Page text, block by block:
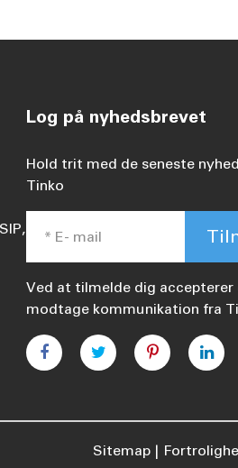
Log på nyhedsbrevet
Hold trit med de seneste
Tinko
Ved at tilmelde dig accepterer
modtage kommunikation fra
Sitemap